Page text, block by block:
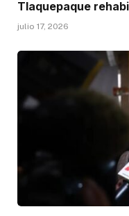
Tlaquepaque
julio 17, 2026